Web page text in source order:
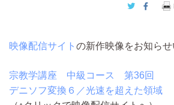
映像配信サイト の新作映像をお知ら
宗教学講座 中級コース 第36回
デニソフ変換６／光速を超えた領域